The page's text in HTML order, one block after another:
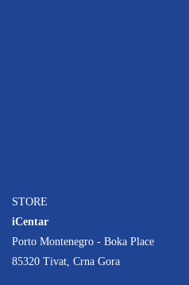
STORE
iCentar
Porto Montenegro - Boka Place
85320 Tivat, Crna Gora